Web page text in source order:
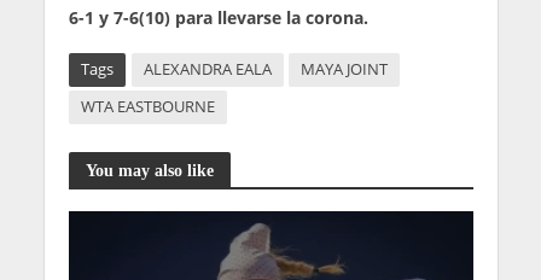
6-1 y 7-6(10) para llevarse la corona.
Tags ALEXANDRA EALA
MAYA JOINT
WTA EASTBOURNE
You may also like